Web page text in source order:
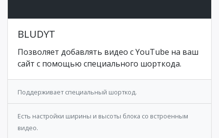
BLUDYT
Позволяет добавлять видео с YouTube на ваш
сайт с помощью специального шорткода.
Поддерживает специальный шорткод.
Есть настройки ширины и высоты блока со встроенным
видео.